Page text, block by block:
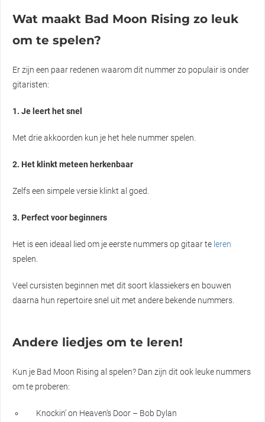
Wat maakt Bad Moon Rising zo leuk
om te spelen?
Er zijn een paar redenen waarom dit nummer zo populair is onder
gitaristen:
1. Je leert het snel
Met drie akkoorden kun je het hele nummer spelen.
2. Het klinkt meteen herkenbaar
Zelfs een simpele versie klinkt al goed.
3. Perfect voor beginners
Het is een ideaal lied om je eerste nummers op gitaar te leren
spelen.
Veel cursisten beginnen met dit soort klassiekers en bouwen
daarna hun repertoire snel uit met andere bekende nummers.
Andere liedjes om te leren!
Kun je Bad Moon Rising al spelen? Dan zijn dit ook leuke nummers
om te proberen:
Knockin’ on Heaven’s Door – Bob Dylan